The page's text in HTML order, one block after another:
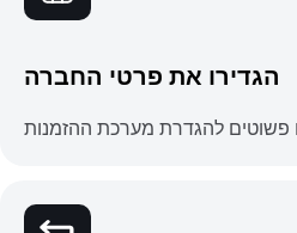
הגדירו את פרטי החברה
פשוטים להגדרת מערכת ההזמנות